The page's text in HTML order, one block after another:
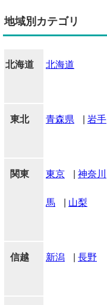
地域別カテゴリ
北海道 北海道
東北 青森県 岩手
関東 東京 神奈川
馬 山梨
信越 新潟 長野